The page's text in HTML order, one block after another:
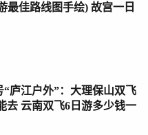
最佳路线图手绘) 故宫一日
“庐江户外”：大理保山双飞
去 云南双飞6日游多少钱一